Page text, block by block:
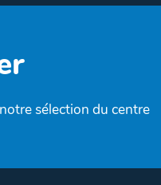
sélection du centre